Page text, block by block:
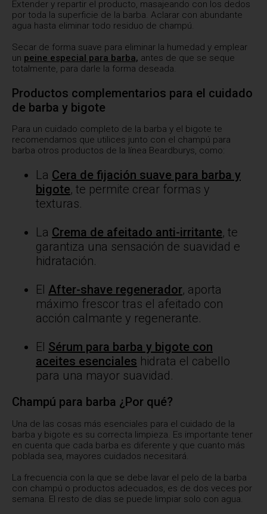
Extender y repartir el producto, masajeando con los dedos
por toda la superficie de la barba. Aclarar con abundante
agua hasta eliminar todo residuo de champú.
Secar de forma suave para eliminar la humedad y emplear
un peine especial para barba, antes de que se seque
totalmente, para darle la forma deseada.
Productos complementarios para el cuidado
de barba y bigote
Para un cuidado completo de la barba y el bigote te
recomendamos que utilices junto con el champú para
barba otros productos de la línea Beardburys, como:
La Cera de fijación suave para barba y
bigote, te permite crear formas y
texturas.
La Crema de afeitado anti-irritante, te
garantiza una sensación de suavidad e
hidratación.
El After-shave regenerador, aporta
máximo frescor tras el afeitado con
acción calmante y regenerante.
El Sérum para barba y bigote con
aceites esenciales hidrata el cabello
para una mayor suavidad.
Champú para barba ¿Por qué?
Una de las cosas más esenciales para el cuidado de la
barba y bigote es su correcta limpieza. Es importante tener
en cuenta que cada barba es diferente y que cuanto más
poblada sea, mayores cuidados necesitará.
La frecuencia con la que se debe lavar el pelo de la barba
con champú o productos adecuados, es de dos veces por
semana. El resto de días se puede limpiar solo con agua.